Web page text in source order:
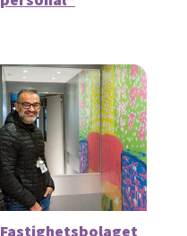
Fastighetsbolaget